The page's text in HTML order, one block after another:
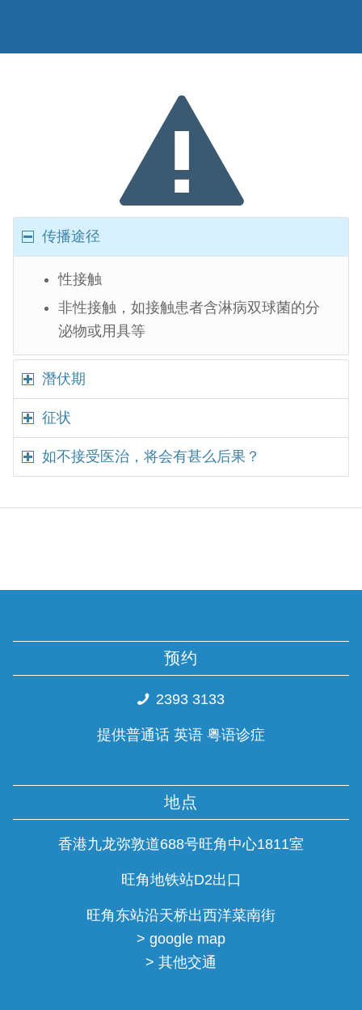
传播途径
性接触
非性接触，如接触患者含淋病双球菌的分
泌物或用具等
潛伏期
征状
如不接受医治，将会有甚么后果？
预约
2393 3133
提供普通话 英语 粤语诊症
地点
香港九龙弥敦道688号旺角中心1811室
旺角地铁站D2出口
旺角东站沿天桥出西洋菜南街
> google map
> 其他交通